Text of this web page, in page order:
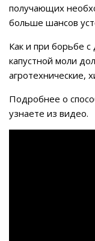
получающих
больше шансов
Как и при борьбе
капустной моли
агротехнические,
Подробнее о
узнаете из видео.